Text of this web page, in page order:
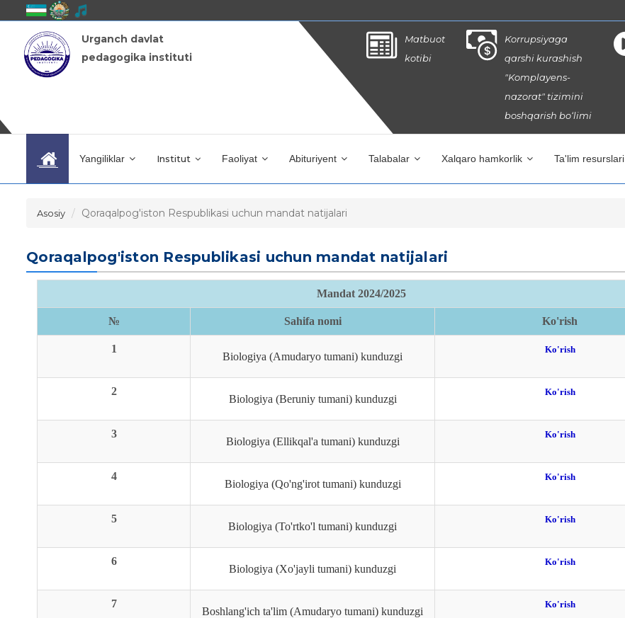
Urganch davlat
pedagogika instituti
Matbuot
kotibi
Korrupsiyaga
qarshi kurashish
"Komplayens-
nazorat" tizimini
boshqarish bo‘limi
Yangiliklar Institut Faoliyat Abituriyent Talabalar Xalqaro hamkorlik Ta'lim resurslari
Asosiy Qoraqalpog'iston Respublikasi uchun mandat natijalari
Qoraqalpog'iston Respublikasi uchun mandat natijalari
Mandat 2024/2025
№ Sahifa nomi Ko'rish
1
Biologiya (Amudaryo tumani) kunduzgi
Ko'rish
2
Biologiya (Beruniy tumani) kunduzgi
Ko'rish
3
Biologiya (Ellikqal'a tumani) kunduzgi
Ko'rish
4
Biologiya (Qo'ng'irot tumani) kunduzgi
Ko'rish
5
Biologiya (To'rtko'l tumani) kunduzgi
Ko'rish
6
Biologiya (Xo'jayli tumani) kunduzgi
Ko'rish
7
Boshlang'ich ta'lim (Amudaryo tumani) kunduzgi
Ko'rish